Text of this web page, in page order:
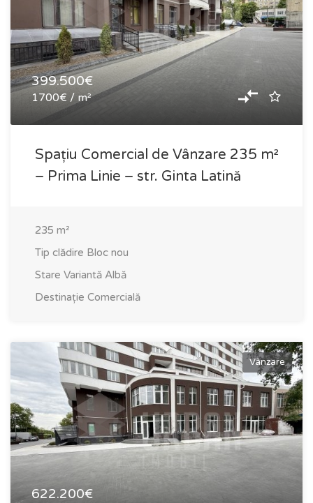
399.500€
1700€ / m²
Spațiu Comercial de Vânzare 235 m²
– Prima Linie – str. Ginta Latină
235 m²
Tip clădire Bloc nou
Stare Variantă Albă
Destinație Comercială
Vânzare
622.200€